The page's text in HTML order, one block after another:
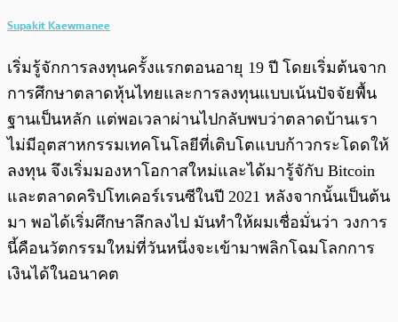
Supakit Kaewmanee
เริ่มรู้จักการลงทุนครั้งแรกตอนอายุ 19 ปี โดยเริ่มต้นจาก
การศึกษาตลาดหุ้นไทยและการลงทุนแบบเน้นปัจจัยพื้น
ฐานเป็นหลัก แต่พอเวลาผ่านไปกลับพบว่าตลาดบ้านเรา
ไม่มีอุตสาหกรรมเทคโนโลยีที่เติบโตแบบก้าวกระโดดให้
ลงทุน จึงเริ่มมองหาโอกาสใหม่และได้มารู้จักับ Bitcoin
และตลาดคริปโทเคอร์เรนซีในปี 2021 หลังจากนั้นเป็นต้น
มา พอได้เริ่มศึกษาลึกลงไป มันทำให้ผมเชื่อมั่นว่า วงการ
นี้คือนวัตกรรมใหม่ที่วันหนึ่งจะเข้ามาพลิกโฉมโลกการ
เงินได้ในอนาคต